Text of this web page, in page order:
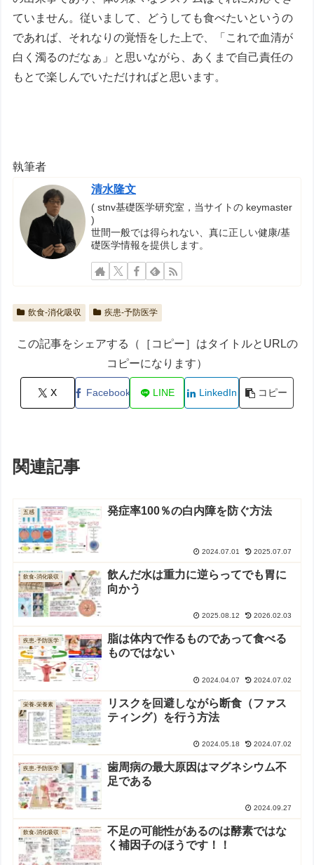
ていません。従いまして、どうしても食べたいというの
であれば、それなりの覚悟をした上で、「これで血清が
白く濁るのだなぁ」と思いながら、あくまで自己責任の
もとで楽しんでいただければと思います。
執筆者
清水隆文
( stnv基礎医学研究室，当サイトの keymaster
)
世間一般では得られない、真に正しい健康/基
礎医学情報を提供します。
飲食-消化吸収 疾患-予防医学
この記事をシェアする（［コピー］はタイトルとURLの
コピーになります）
X Facebook LINE LinkedIn コピー
関連記事
五感 発症率100％の白内障を防ぐ方法
2024.07.01 2025.07.07
飲食-消化吸収
飲んだ水は重力に逆らってでも胃に
向かう
2025.08.12 2026.02.03
疾患-予防医学
脂は体内で作るものであって食べる
ものではない
2024.04.07 2024.07.02
栄養-栄養素
リスクを回避しながら断食（ファス
ティング）を行う方法
2024.05.18 2024.07.02
疾患-予防医学
歯周病の最大原因はマグネシウム不
足である
2024.09.27
飲食-消化吸収
不足の可能性があるのは酵素ではな
く補因子のほうです！！